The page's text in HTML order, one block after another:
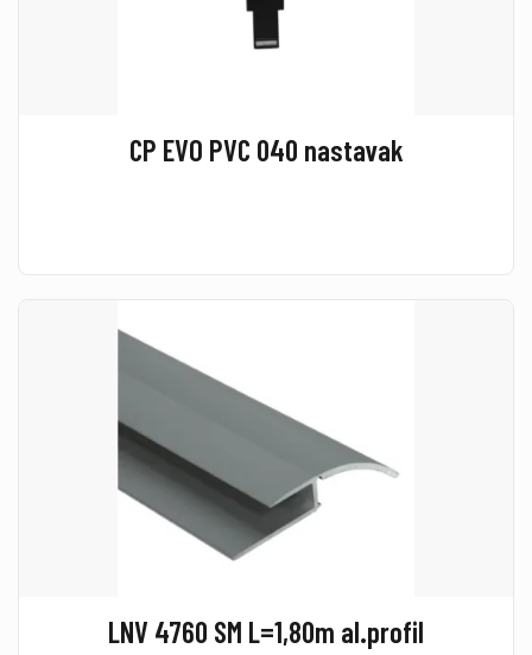
CP EVO PVC 040 nastavak
LNV 4760 SM L=1,80m al.profil